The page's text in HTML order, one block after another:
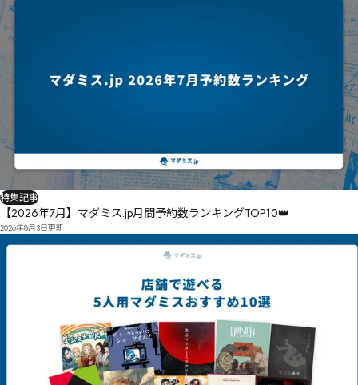
特集記事
【2026年7月】マダミス.jp月間予約数ランキングTOP10👑
2026年8月3日更新